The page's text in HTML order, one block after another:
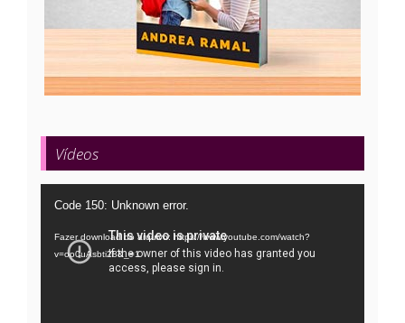
Vídeos
Tocador
vídeo
Code 150: Unknown error.
Fazer download do arquivo: https://www.youtube.com/watch?
v=oo0uAsbti28&_=1